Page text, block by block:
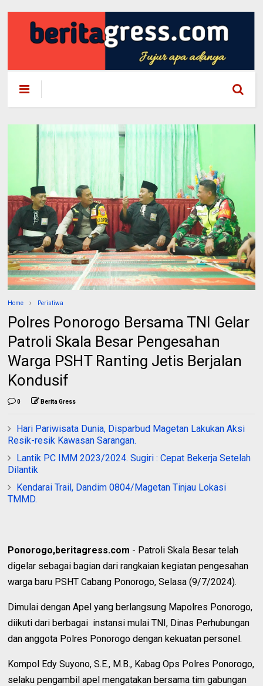
Home Peristiwa
Polres Ponorogo Bersama TNI Gelar
Patroli Skala Besar Pengesahan
Warga PSHT Ranting Jetis Berjalan
Kondusif
0 Berita Gress
Hari Pariwisata Dunia, Disparbud Magetan Lakukan Aksi
Resik-resik Kawasan Sarangan.
Lantik PC IMM 2023/2024. Sugiri : Cepat Bekerja Setelah
Dilantik
Kendarai Trail, Dandim 0804/Magetan Tinjau Lokasi
TMMD.
Ponorogo,beritagress.com - Patroli Skala Besar telah
digelar sebagai bagian dari rangkaian kegiatan pengesahan
warga baru PSHT Cabang Ponorogo, Selasa (9/7/2024).
Dimulai dengan Apel yang berlangsung Mapolres Ponorogo,
diikuti dari berbagai instansi mulai TNI, Dinas Perhubungan
dan anggota Polres Ponorogo dengan kekuatan personel.
Kompol Edy Suyono, S.E., M.B., Kabag Ops Polres Ponorogo,
selaku pengambil apel mengatakan bersama tim gabungan